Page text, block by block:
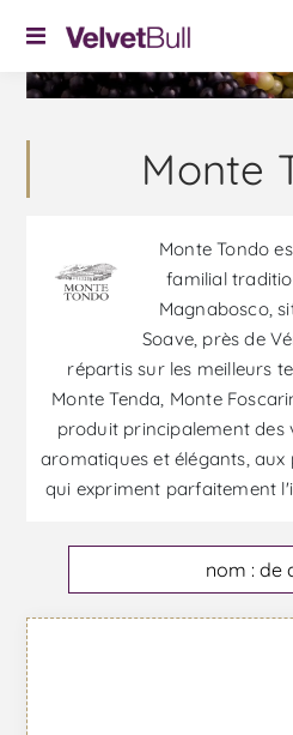
Monte
Monte Tondo
familial
Magnabosco,
Soave, près de
répartis sur les meilleurs
Monte Tenda, Monte
produit principalement des
aromatiques et élégants,
qui expriment parfaitement